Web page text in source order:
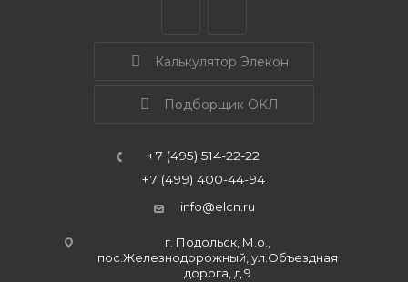
Калькулятор Элекон
Подборщик ОКЛ
+7 (495) 514-22-22
+7 (499) 400-44-94
info@elcn.ru
г. Подольск, М.о.,
пос.Железнодорожный, ул.Объездная
дорога, д.9